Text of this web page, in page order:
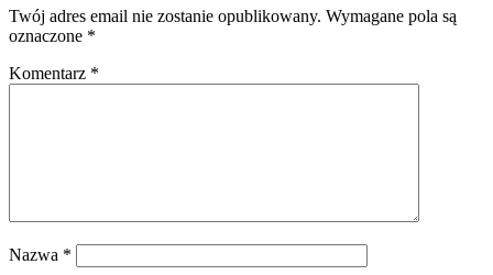
Twój adres email nie zostanie opublikowany. Wymagane pola są
oznaczone *
Komentarz *
Nazwa *